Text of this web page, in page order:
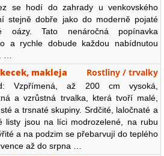
se hodí do zahrady u venkovského
stejně dobře jako do moderně pojaté
oázy. Tato nenáročná popínavka
a rychle dobude každou nabídnutou
…
makleja Rostliny / trvalky
Vzpřímená, až 200 cm vysoká,
a vzrůstná trvalka, která tvoří malé,
a trsnaté skupiny. Srdčité, laločnaté a
listy jsou na líci modrozelené, na rubu
a na podzim se přebarvují do teplého
až do srpna …